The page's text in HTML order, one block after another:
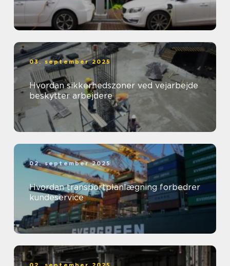
03. september 2025
Hvordan sikkerhedszoner ved vejarbejde
beskytter arbejdere
02. september 2025
Hvordan transportplanlægning forbedrer
kundeservice